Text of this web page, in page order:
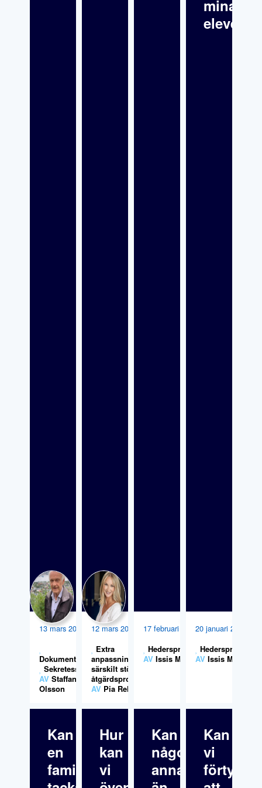
13 mars 2026
Dokumentation,
Sekretess
AV Staffan
Olsson
12 mars 2026
Extra
anpassningar,
särskilt stöd och
åtgärdsprogram
AV Pia Rehn
17 februari 2026
Hedersproblematik
AV Issis Melin
mina
elever?
20 januari 2026
AV Issis Melin
Kan
en
familj
Hur
kan
vi
Kan
någon
annan
Kan
vi